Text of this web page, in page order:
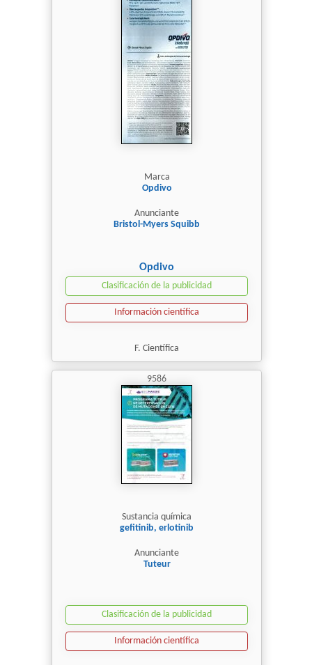
Marca
Opdivo
Anunciante
Bristol-Myers Squibb
Opdivo
Clasificación de la publicidad
Información científica
F. Científica
9586
Sustancia química
gefitinib, erlotinib
Anunciante
Tuteur
Clasificación de la publicidad
Información científica